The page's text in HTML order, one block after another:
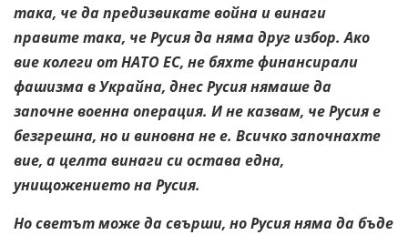
така, че да предизвикате война и винаги
правите така, че Русия да няма друг избор. Ако
вие колеги от НАТО ЕС, не бяхте финансирали
фашизма в Украйна, днес Русия нямаше да
започне военна операция. И не казвам, че Русия е
безгрешна, но и виновна не е. Всичко започнахте
вие, а целта винаги си остава една,
унищожението на Русия.
Но светът може да свърши, но Русия няма да бъде